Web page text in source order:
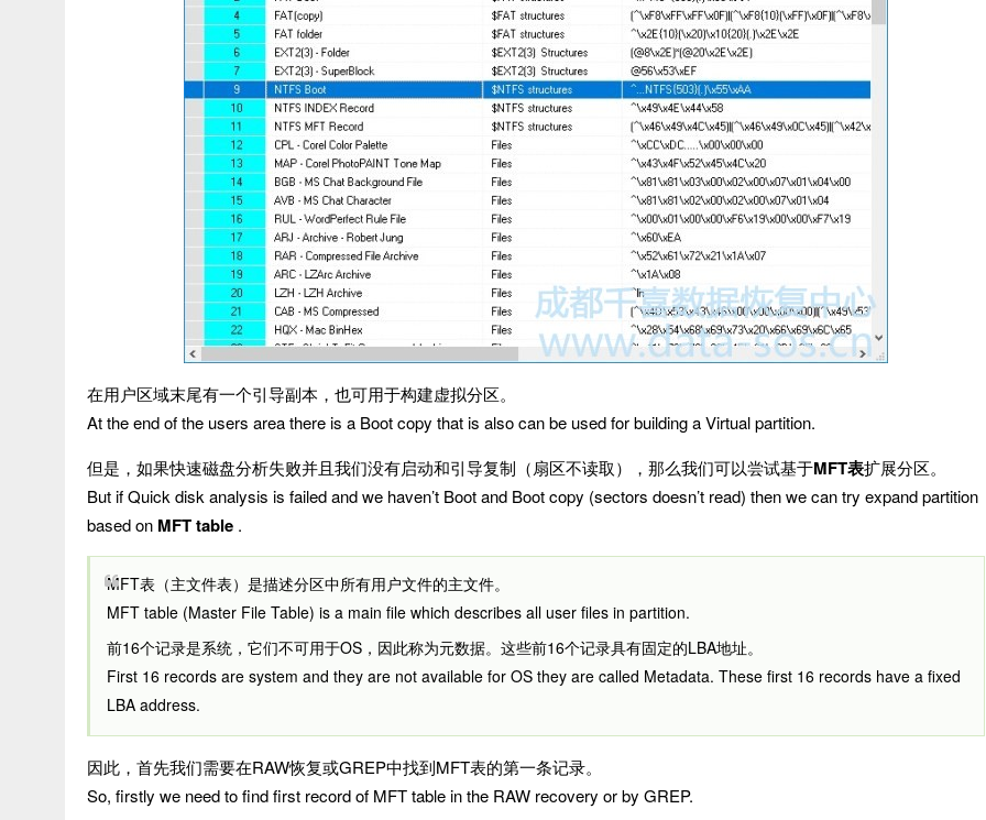
在用户区域末尾有一个引导副本，也可用于构建虚拟分区。
At the end of the users area there is a Boot copy that is also can be used for building a Virtual partition.
但是，如果快速磁盘分析失败并且我们没有启动和引导复制（扇区不读取），那么我们可以尝试基于MFT表扩展分区。
But if Quick disk analysis is failed and we haven’t Boot and Boot copy (sectors doesn’t read) then we can try expand partition
based on MFT table .
MFT表（主文件表）是描述分区中所有用户文件的主文件。
MFT table (Master File Table) is a main file which describes all user files in partition.
前16个记录是系统，它们不可用于OS，因此称为元数据。这些前16个记录具有固定的LBA地址。
First 16 records are system and they are not available for OS they are called Metadata. These first 16 records have a fixed
LBA address.
因此，首先我们需要在RAW恢复或GREP中找到MFT表的第一条记录。
So, firstly we need to find first record of MFT table in the RAW recovery or by GREP.